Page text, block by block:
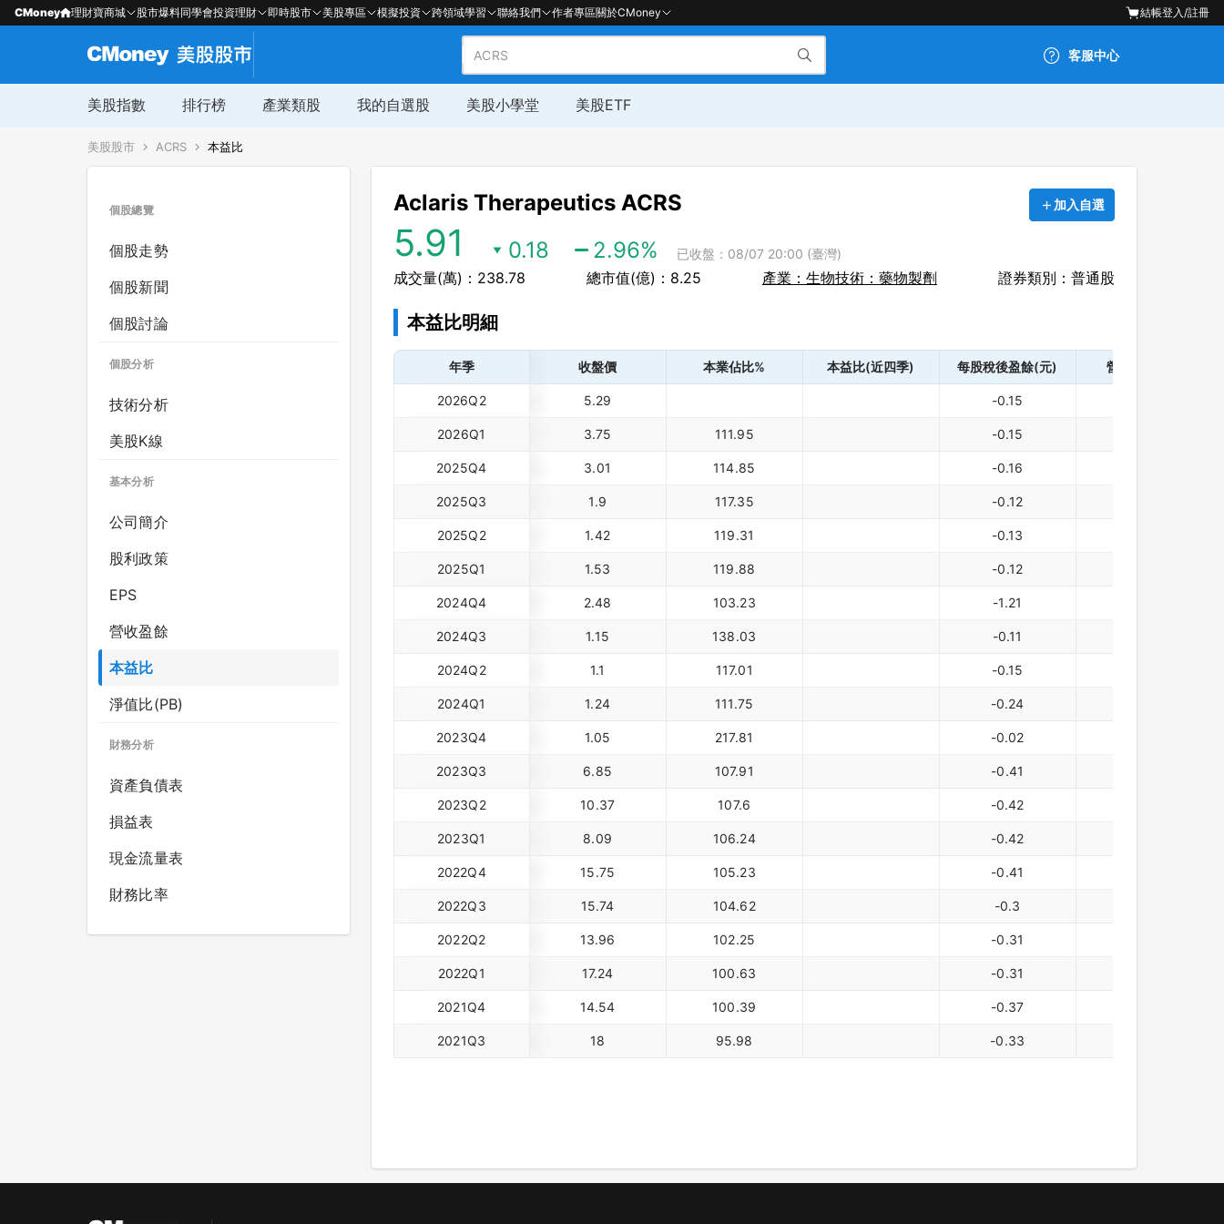
CMoney 理財寶商城 股市爆料同學會投資理財 即時股市 美股專區 模擬投資 跨領域學習 聯絡我們 作者專區關於CMoney 結帳登入/註冊
客服中心
美股指數 排行榜 產業類股 我的自選股 美股小學堂 美股ETF
美股股市 ACRS 本益比
個股總覽
個股走勢
個股新聞
個股討論
個股分析
技術分析
美股K線
基本分析
公司簡介
股利政策
EPS
營收盈餘
本益比
淨值比(PB)
財務分析
資產負債表
損益表
現金流量表
財務比率
Aclaris Therapeutics ACRS 加入自選
5.91 0.18 2.96% 已收盤：08/07 20:00 (臺灣)
成交量(萬)：238.78 總市值(億)：8.25 產業：生物技術：藥物製劑 證券類別：普通股
本益比明細
年季 收盤價 本業佔比% 本益比(近四季) 每股稅後盈餘(元) 營業利益(千)
2026Q2 5.29 -0.15
2026Q1 3.75 111.95 -0.15
2025Q4 3.01 114.85 -0.16
2025Q3 1.9 117.35 -0.12
2025Q2 1.42 119.31 -0.13
2025Q1 1.53 119.88 -0.12
2024Q4 2.48 103.23 -1.21
2024Q3 1.15 138.03 -0.11
2024Q2 1.1 117.01 -0.15
2024Q1 1.24 111.75 -0.24
2023Q4 1.05 217.81 -0.02
2023Q3 6.85 107.91 -0.41
2023Q2 10.37 107.6 -0.42
2023Q1 8.09 106.24 -0.42
2022Q4 15.75 105.23 -0.41
2022Q3 15.74 104.62 -0.3
2022Q2 13.96 102.25 -0.31
2022Q1 17.24 100.63 -0.31
2021Q4 14.54 100.39 -0.37
2021Q3 18 95.98 -0.33